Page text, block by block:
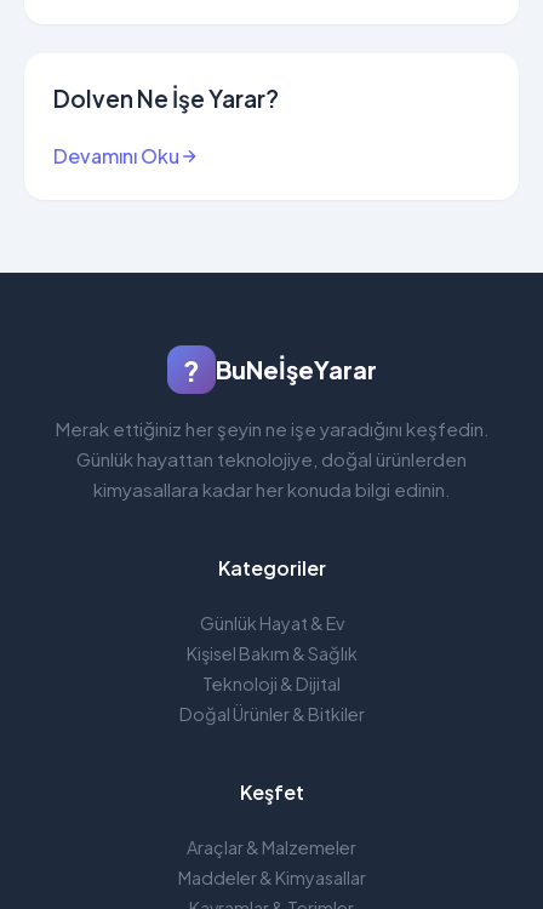
Dolven Ne İşe Yarar?
Devamını Oku
? BuNeİşeYarar
Merak ettiğiniz her şeyin ne işe yaradığını keşfedin.
Günlük hayattan teknolojiye, doğal ürünlerden
kimyasallara kadar her konuda bilgi edinin.
Kategoriler
Günlük Hayat & Ev
Kişisel Bakım & Sağlık
Teknoloji & Dijital
Doğal Ürünler & Bitkiler
Keşfet
Araçlar & Malzemeler
Maddeler & Kimyasallar